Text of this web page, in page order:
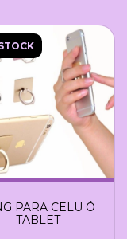
PARA CELU Ó
TABLET